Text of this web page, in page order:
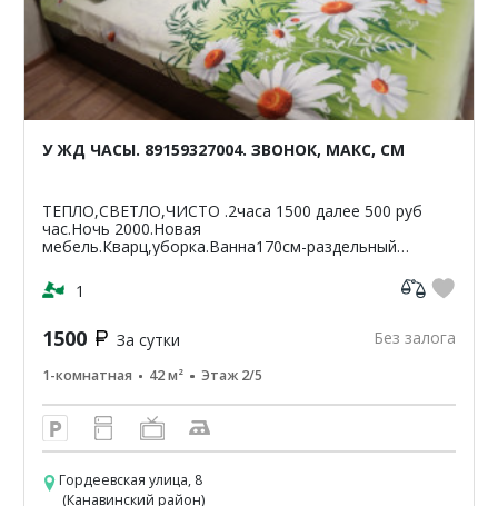
У ЖД ЧАСЫ. 89159327004. ЗВОНОК, МАКС, СМ
ТЕПЛО,СВЕТЛО,ЧИСТО .2часа 1500 далее 500 руб
час.Ночь 2000.Новая
мебель.Кварц,уборка.Ванна170см-раздельный
кв-42м2.ЦУМ,Шайба,Аптеки,банкомат-Сбербанк
ВТБ,Пятерочка.Чи...
1
1500 За сутки Без залога
1-комнатная 42 м² Этаж 2/5
Гордеевская улица, 8
(Канавинский район)